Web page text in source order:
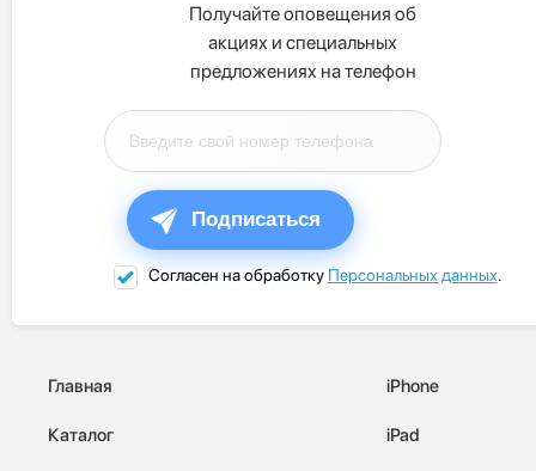
Получайте оповещения об
акциях и специальных
предложениях на телефон
Подписаться
Согласен на обработку Персональных данных.
Главная
Каталог
iPhone
iPad